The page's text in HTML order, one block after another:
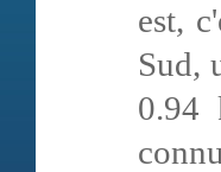
est,
Sud,
0.94